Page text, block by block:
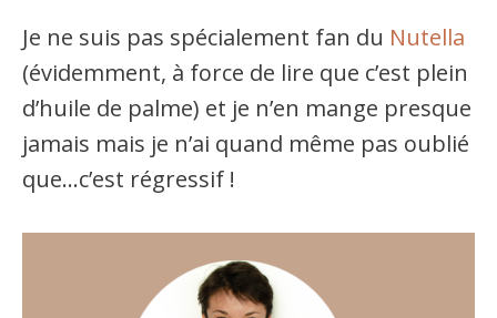
Je ne suis pas spécialement fan du Nutella
(évidemment, à force de lire que c’est plein
d’huile de palme) et je n’en mange presque
jamais mais je n’ai quand même pas oublié
que…c’est régressif !